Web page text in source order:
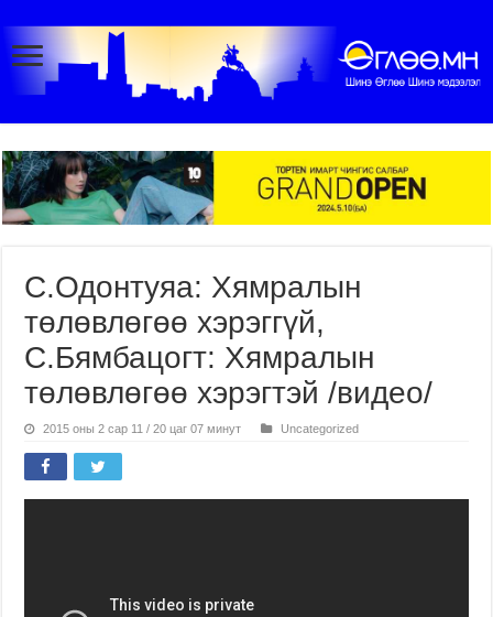
С.Одонтуяа: Хямралын
төлөвлөгөө хэрэггүй,
С.Бямбацогт: Хямралын
төлөвлөгөө хэрэгтэй /видео/
2015 оны 2 сар 11 / 20 цаг 07 минут Uncategorized